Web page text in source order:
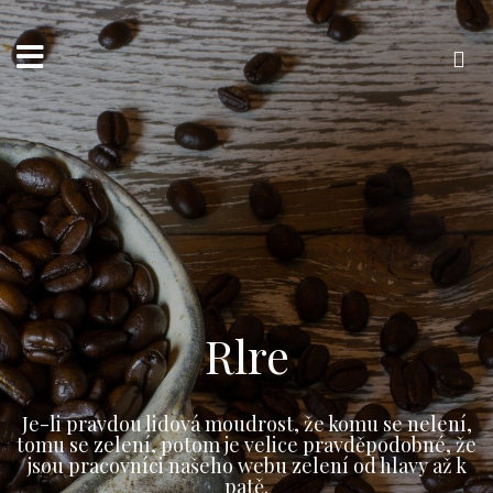
Přejít
k
obsahu
webu
Vyhledávání
Rlre
Je-li pravdou lidová moudrost, že komu se nelení,
tomu se zelení, potom je velice pravděpodobné, že
jsou pracovníci našeho webu zelení od hlavy až k
patě.